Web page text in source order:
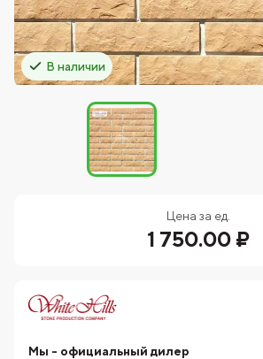
В наличии
Цена за ед.
1 750.00 ₽
Мы - официальный дилер